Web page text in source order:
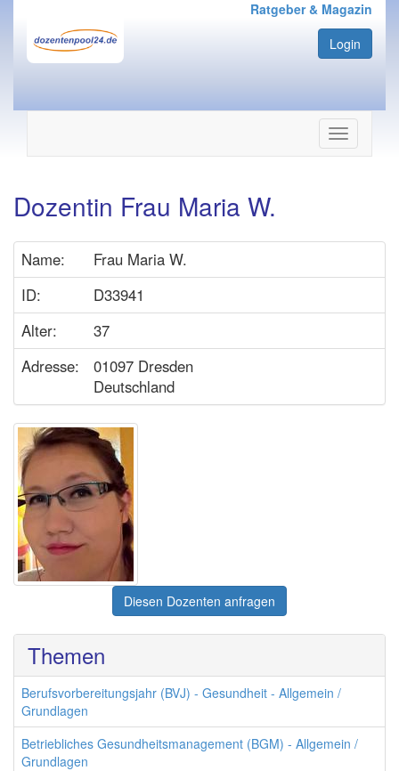
Ratgeber & Magazin
Login
Navigation
ein-/
Dozentin Frau Maria W.
Name:
Frau Maria W.
ID:
D33941
Alter:
37
Adresse:
01097 Dresden
Deutschland
Diesen Dozenten anfragen
Themen
Berufsvorbereitungsjahr (BVJ) - Gesundheit - Allgemein /
Grundlagen
Betriebliches Gesundheitsmanagement (BGM) - Allgemein /
Grundlagen